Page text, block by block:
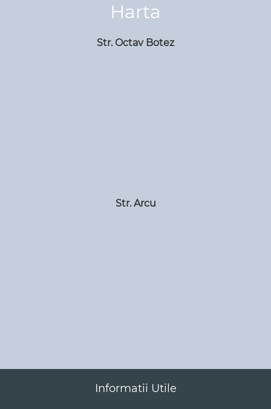
Harta
Str. Octav Botez
Str. Arcu
Informatii Utile